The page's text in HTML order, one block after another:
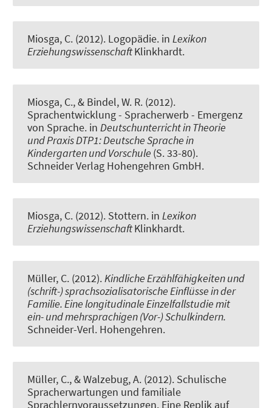
Miosga, C. (2012). Logopädie. in Lexikon
ErziehungswissenschaftKlinkhardt.
Miosga, C., & Bindel, W. R. (2012).
Sprachentwicklung - Spracherwerb - Emergenz
von Sprache. in Deutschunterricht in Theorie
und Praxis DTP1: Deutsche Sprache in
Kindergarten und Vorschule (S. 33-80).
Schneider Verlag Hohengehren GmbH.
Miosga, C. (2012). Stottern. in Lexikon
ErziehungswissenschaftKlinkhardt.
Müller, C. (2012).Kindliche Erzählfähigkeiten und
(schrift-) sprachsozialisatorische Einflüsse in der
Familie. Eine longitudinale Einzelfallstudie mit
ein- und mehrsprachigen (Vor-) Schulkindern.
Schneider-Verl. Hohengehren.
Müller, C., & Walzebug, A. (2012). Schulische
Spracherwartungen und familiale
Sprachlernvoraussetzungen. Eine Replik auf